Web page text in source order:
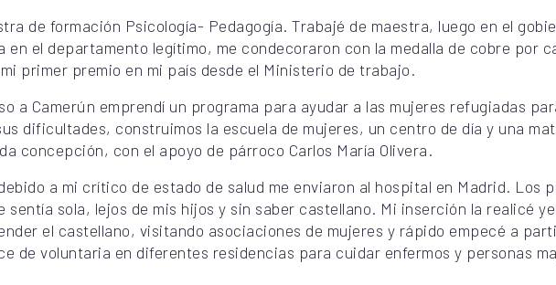
de formación Psicología- Pedagogía. Trabajé de maestra, luego en el
en el departamento legítimo, me condecoraron con la medalla de cobre por
primer premio en mi país desde el Ministerio de trabajo.
a Camerún emprendí un programa para ayudar a las mujeres refugiadas
dificultades, construimos la escuela de mujeres, un centro de día y una
concepción, con el apoyo de párroco Carlos María Olivera.
a mi crítico de estado de salud me enviaron al hospital en Madrid. Los
sentía sola, lejos de mis hijos y sin saber castellano. Mi inserción la realicé
el castellano, visitando asociaciones de mujeres y rápido empecé a
de voluntaria en diferentes residencias para cuidar enfermos y personas